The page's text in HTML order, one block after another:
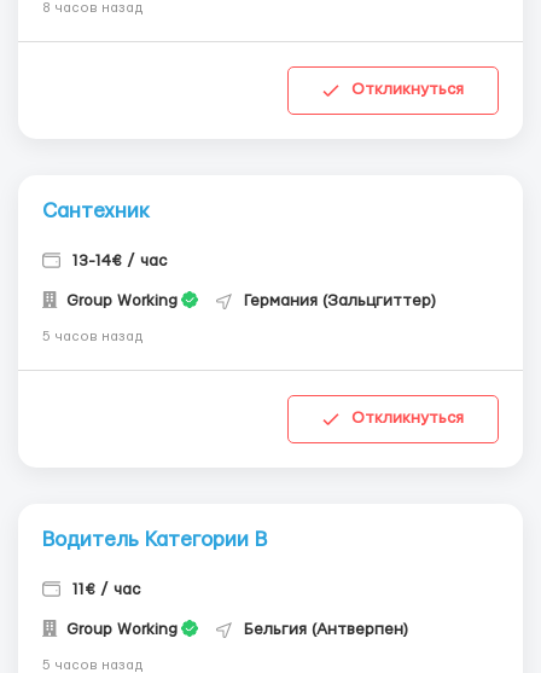
8 часов назад
Откликнуться
Сантехник
13-14€ / час
Group Working Германия (Зальцгиттер)
5 часов назад
Откликнуться
Водитель Категории В
11€ / час
Group Working Бельгия (Антверпен)
5 часов назад